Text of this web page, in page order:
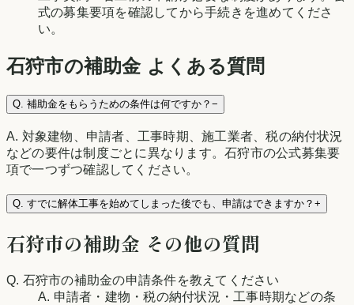
式の募集要項を確認してから手続きを進めてくださ
い。
石狩市の補助金 よくある質問
Q. 補助金をもらうための条件は何ですか？ −
A. 対象建物、申請者、工事時期、施工業者、税の納付状況
などの要件は制度ごとに異なります。石狩市の公式募集要
項で一つずつ確認してください。
Q. すでに解体工事を始めてしまった後でも、申請はできますか？ +
石狩市の補助金 その他の質問
Q. 石狩市の補助金の申請条件を教えてください
A. 申請者・建物・税の納付状況・工事時期などの条